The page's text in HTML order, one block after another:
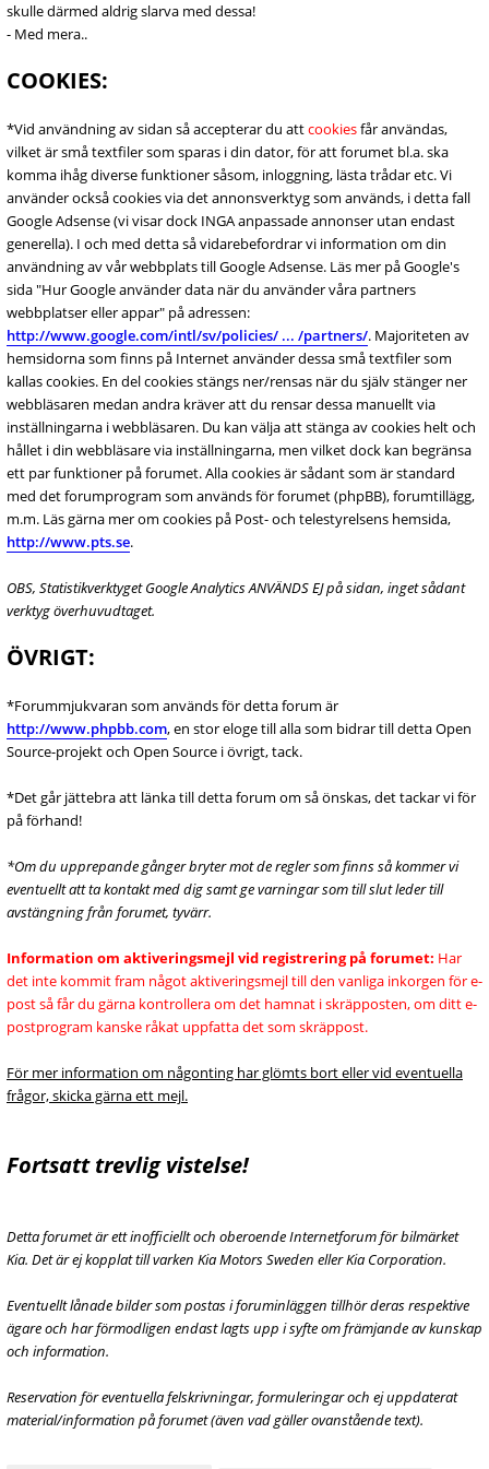
skulle därmed aldrig slarva med dessa!
- Med mera..
COOKIES:
*Vid användning av sidan så accepterar du attcookiesfår användas,
vilket är små textfiler som sparas i din dator, för att forumet bl.a. ska
komma ihåg diverse funktioner såsom, inloggning, lästa trådar etc. Vi
använder också cookies via det annonsverktyg som används, i detta fall
Google Adsense (vi visar dock INGA anpassade annonser utan endast
generella). I och med detta så vidarebefordrar vi information om din
användning av vår webbplats till Google Adsense. Läs mer på Google's
sida "Hur Google använder data när du använder våra partners
webbplatser eller appar" på adressen:
http://www.google.com/intl/sv/policies/ ... /partners/. Majoriteten av
hemsidorna som finns på Internet använder dessa små textfiler som
kallas cookies. En del cookies stängs ner/rensas när du själv stänger ner
webbläsaren medan andra kräver att du rensar dessa manuellt via
inställningarna i webbläsaren. Du kan välja att stänga av cookies helt och
hållet i din webbläsare via inställningarna, men vilket dock kan begränsa
ett par funktioner på forumet. Alla cookies är sådant som är standard
med det forumprogram som används för forumet (phpBB), forumtillägg,
m.m. Läs gärna mer om cookies på Post- och telestyrelsens hemsida,
http://www.pts.se.
OBS, Statistikverktyget Google Analytics ANVÄNDS EJ på sidan, inget sådant
verktyg överhuvudtaget.
ÖVRIGT:
*Forummjukvaran som används för detta forum är
http://www.phpbb.com, en stor eloge till alla som bidrar till detta Open
Source-projekt och Open Source i övrigt, tack.
*Det går jättebra att länka till detta forum om så önskas, det tackar vi för
på förhand!
*Om du upprepande gånger bryter mot de regler som finns så kommer vi
eventuellt att ta kontakt med dig samt ge varningar som till slut leder till
avstängning från forumet, tyvärr.
Information om aktiveringsmejl vid registrering på forumet: Har
det inte kommit fram något aktiveringsmejl till den vanliga inkorgen för e-
post så får du gärna kontrollera om det hamnat i skräpposten, om ditt e-
postprogram kanske råkat uppfatta det som skräppost.
För mer information om någonting har glömts bort eller vid eventuella
frågor, skicka gärna ett mejl.
Fortsatt trevlig vistelse!
Detta forumet är ett inofficiellt och oberoende Internetforum för bilmärket
Kia. Det är ej kopplat till varken Kia Motors Sweden eller Kia Corporation.
Eventuellt lånade bilder som postas i foruminläggen tillhör deras respektive
ägare och har förmodligen endast lagts upp i syfte om främjande av kunskap
och information.
Reservation för eventuella felskrivningar, formuleringar och ej uppdaterat
material/information på forumet (även vad gäller ovanstående text).